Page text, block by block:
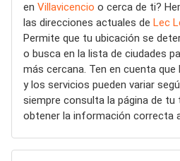
en Villavicencio o cerca de ti?
las direcciones actuales de Lec
Permite que tu ubicación se
o busca en la lista de ciudades
más cercana. Ten en cuenta
y los servicios pueden variar
siempre consulta la página de tu
obtener la información correcta